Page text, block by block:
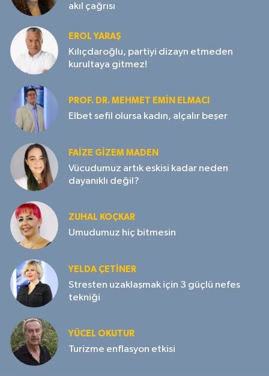
akıl çağrısı
EROL YARAŞ
Kılıçdaroğlu, partiyi dizayn etmeden
kurultaya gitmez!
PROF. DR. MEHMET EMIN ELMACI
Elbet sefil olursa kadın, alçalır beşer
FAIZE GIZEM MADEN
Vücudumuz artık eskisi kadar neden
dayanıklı değil?
ZUHAL KOÇKAR
Umudumuz hiç bitmesin
YELDA ÇETİNER
Stresten uzaklaşmak için 3 güçlü nefes
tekniği
YÜCEL OKUTUR
Turizme enflasyon etkisi